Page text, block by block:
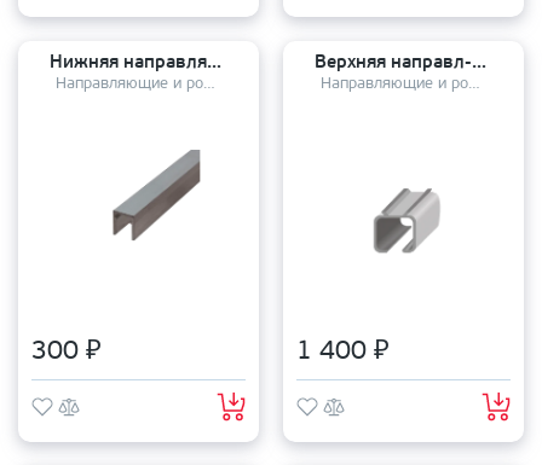
Нижняя направляющая для дверей купе 1 метр
Направляющие и ролики
300 ₽
Верхняя направл-ая для раздвижных дверей 1025 2 метра
Направляющие и ролики
1 400 ₽